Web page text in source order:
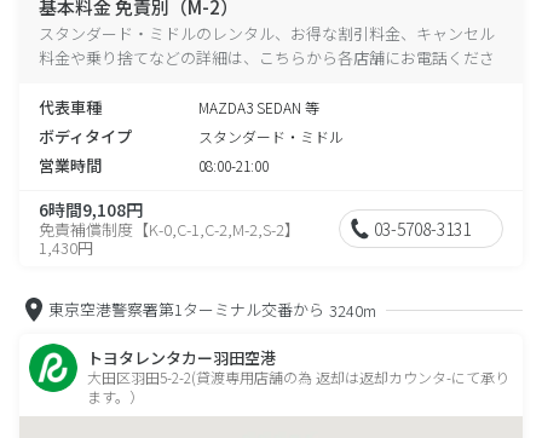
基本料金 免責別（M-2）
スタンダード・ミドルのレンタル、お得な割引料金、キャンセル
料金や乗り捨てなどの詳細は、こちらから各店舗にお電話くださ
代表車種
MAZDA3 SEDAN 等
ボディタイプ スタンダード・ミドル
営業時間 08:00-21:00
6時間9,108円
免責補償制度【K-0,C-1,C-2,M-2,S-2】
1,430円
03-5708-3131
東京空港警察署第1ターミナル交番から 3240m
トヨタレンタカー羽田空港
大田区羽田5-2-2(貸渡専用店舗の為 返却は返却カウンタ-にて承り
ます。）